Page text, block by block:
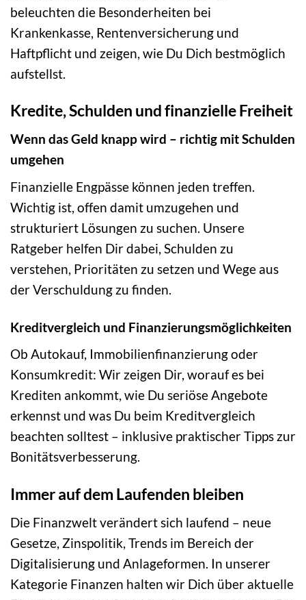
beleuchten die Besonderheiten bei
Krankenkasse, Rentenversicherung und
Haftpflicht und zeigen, wie Du Dich bestmöglich
aufstellst.
Kredite, Schulden und finanzielle Freiheit
Wenn das Geld knapp wird – richtig mit Schulden
umgehen
Finanzielle Engpässe können jeden treffen.
Wichtig ist, offen damit umzugehen und
strukturiert Lösungen zu suchen. Unsere
Ratgeber helfen Dir dabei, Schulden zu
verstehen, Prioritäten zu setzen und Wege aus
der Verschuldung zu finden.
Kreditvergleich und Finanzierungsmöglichkeiten
Ob Autokauf, Immobilienfinanzierung oder
Konsumkredit: Wir zeigen Dir, worauf es bei
Krediten ankommt, wie Du seriöse Angebote
erkennst und was Du beim Kreditvergleich
beachten solltest – inklusive praktischer Tipps zur
Bonitätsverbesserung.
Immer auf dem Laufenden bleiben
Die Finanzwelt verändert sich laufend – neue
Gesetze, Zinspolitik, Trends im Bereich der
Digitalisierung und Anlageformen. In unserer
Kategorie Finanzen halten wir Dich über aktuelle